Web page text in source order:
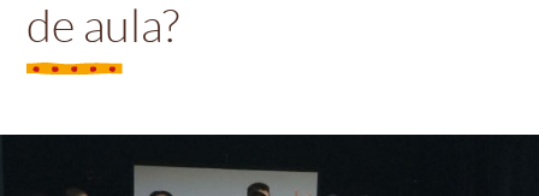
de aula?